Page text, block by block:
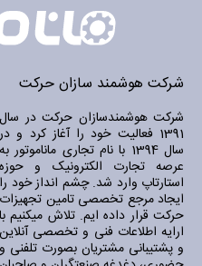
شرکت هوشمند سازان حرکت
شرکت هوشمندسازان حرکت در سال
1391 فعالیت خود را آغاز کرد و در
سال 1394 با نام تجاری ماناموتور به
عرصه تجارت الکترونیک و حوزه
استارتاپ وارد شد. چشم انداز خود را
ایجاد مرجع تخصصی تامین تجهیزات
حرکت قرار داده ایم. تلاش میکنیم با
ارایه اطلاعات فنی و تخصصی آنلاین
و پشتیبانی مشتریان بصورت تلفنی و